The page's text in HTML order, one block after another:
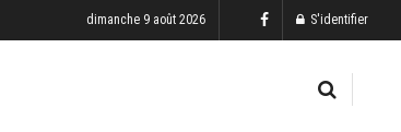
dimanche 9 août 2026 S'identifier